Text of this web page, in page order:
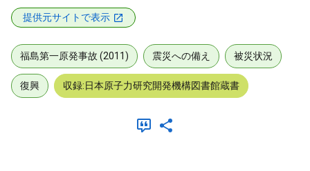
提供元サイトで表示
福島第一原発事故 (2011) 震災への備え 被災状況
復興 収録:日本原子力研究開発機構図書館蔵書